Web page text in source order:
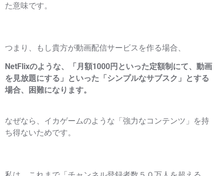
た意味です。
つまり、もし貴方が動画配信サービスを作る場合、
NetFlixのような、「月額1000円といった定額制にて、動画
を見放題にする」といった「シンプルなサブスク」とする
場合、困難になります。
なぜなら、イカゲームのような「強力なコンテンツ」を持
ち得ないためです。